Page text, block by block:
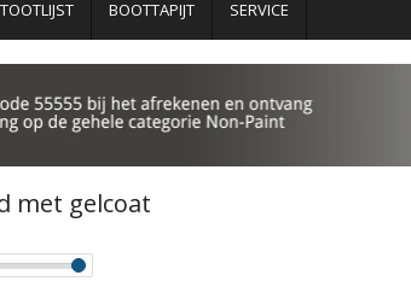
BOOTTAPIJT SERVICE
met gelcoat